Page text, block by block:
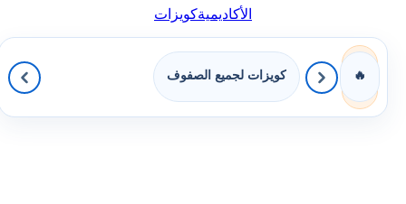
الأكاديميةكويزات
🔥 كويزات لجميع الصفوف